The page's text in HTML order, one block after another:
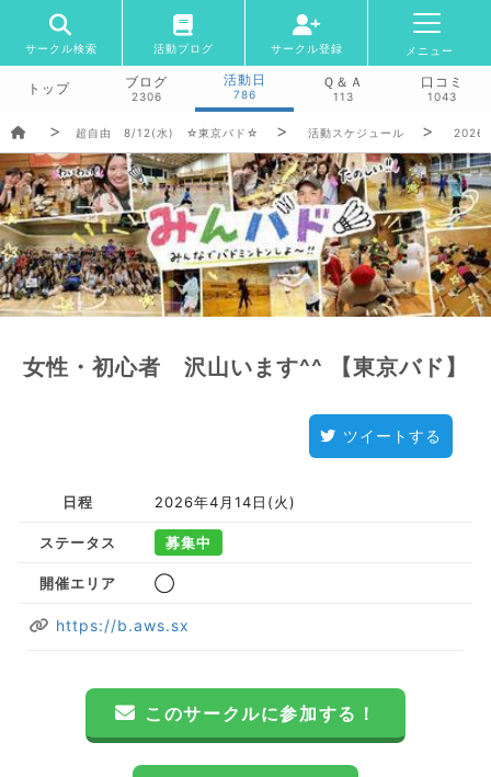
サークル検索 活動ブログ サークル登録 メニュー
トップ ブログ
2306
活動日
786
Ｑ＆Ａ
113
口コミ
1043
超自由 8/12(水) ☆東京バド☆ 活動スケジュール
女性・初心者 沢山います^^ 【東京バド】
ツイートする
日程 2026年4月14日(火)
ステータス 募集中
開催エリア ◯
https://b.aws.sx
このサークルに参加する！